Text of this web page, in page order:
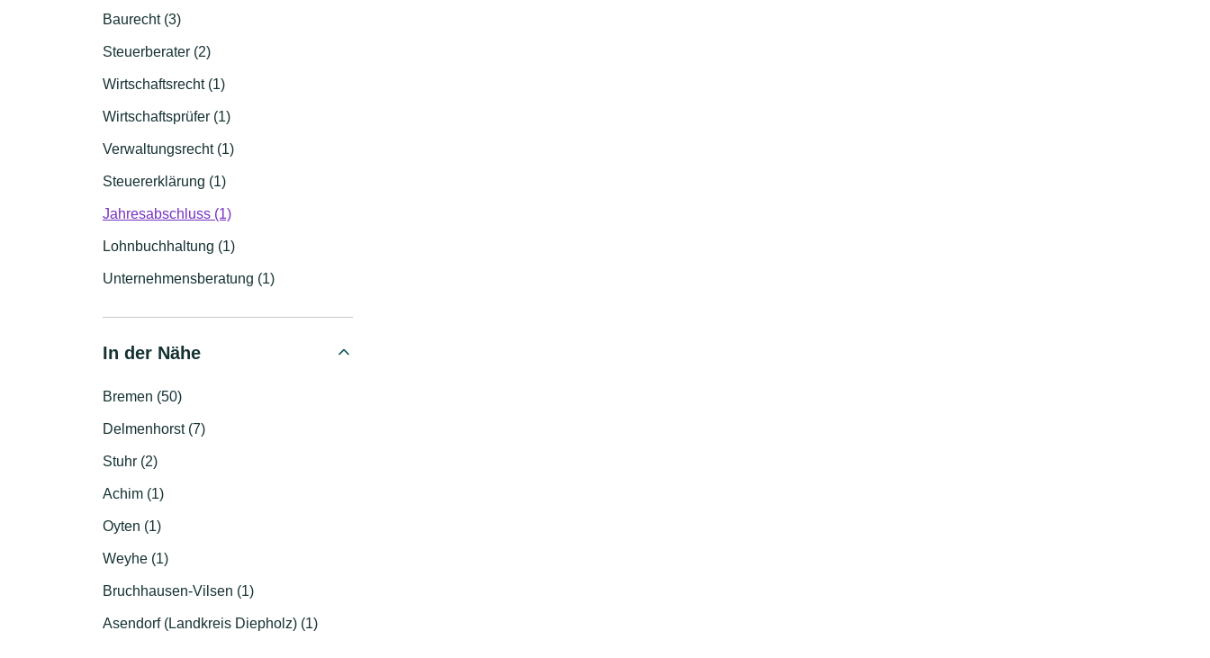
Baurecht (3)
Steuerberater (2)
Wirtschaftsrecht (1)
Wirtschaftsprüfer (1)
Verwaltungsrecht (1)
Steuererklärung (1)
Jahresabschluss (1)
Lohnbuchhaltung (1)
Unternehmensberatung (1)
In der Nähe
Bremen (50)
Delmenhorst (7)
Stuhr (2)
Achim (1)
Oyten (1)
Weyhe (1)
Bruchhausen-Vilsen (1)
Asendorf (Landkreis Diepholz) (1)